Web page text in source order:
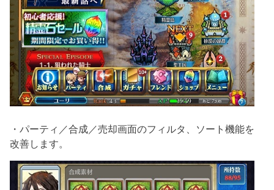
・パーティ／合成／売却画面のフィルタ、ソート機能を
改善します。